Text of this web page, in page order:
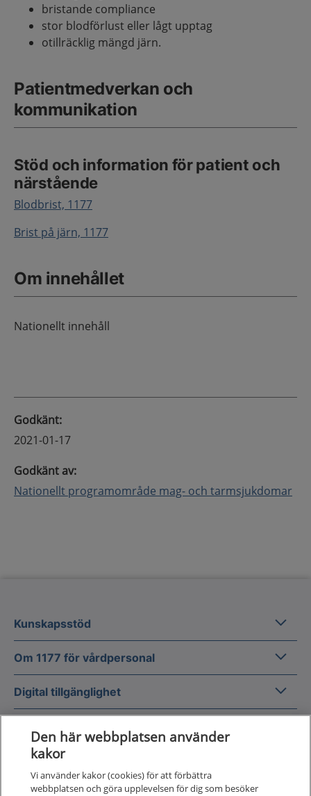
bristande compliance
stor blodförlust eller lågt upptag
otillräcklig mängd järn.
Patientmedverkan och
kommunikation
Stöd och information för patient och
närstående
Blodbrist, 1177
Brist på järn, 1177
Om innehållet
Nationellt innehåll
Godkänt:
2021-01-17
Godkänt av:
Nationellt programområde mag- och tarmsjukdomar
Kunskapsstöd
Om 1177 för vårdpersonal Om
Digital tillgänglighet Digital
Till startsidan för 1177 för
Den här webbplatsen använder
kakor
Vi använder kakor (cookies) för att förbättra
webbplatsen och göra upplevelsen för dig som besöker